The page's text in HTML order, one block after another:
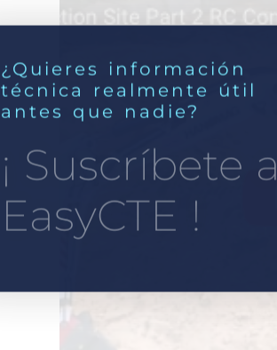
¿Quieres información
técnica realmente útil
antes que nadie?
¡ Suscríbete a
EasyCTE !